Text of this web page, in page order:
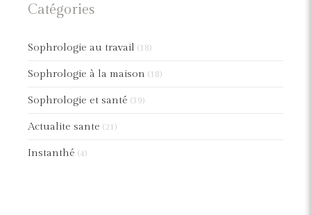
Catégories
Sophrologie au travail (18)
Sophrologie à la maison (18)
Sophrologie et santé (39)
Actualite sante (21)
Instanthé (4)